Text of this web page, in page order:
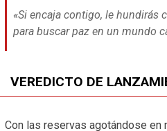
«Si encaja contigo, le hundirás
para buscar paz en un mundo
VEREDICTO DE
Con las reservas agotándose